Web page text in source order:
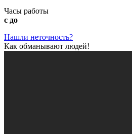
Часы работы
с до
Нашли неточность?
Как обманывают людей!